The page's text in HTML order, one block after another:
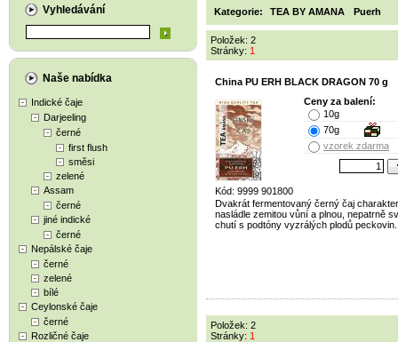
Vyhledávání
Naše nabídka
Indické čaje
Darjeeling
černé
first flush
směsi
zelené
Assam
černé
jiné indické
černé
Nepálské čaje
černé
zelené
bílé
Ceylonské čaje
černé
Rozličné čaje
Kategorie: TEA BY AMANA Puerh
Položek: 2
Stránky: 1
China PU ERH BLACK DRAGON 70 g
Kód: 9999 901800
Ceny za balení:
10g
70g
vzorek zdarma
Dvakrát fermentovaný černý čaj
nasládle zemitou vůní a plnou, nepatrně
chutí s podtóny vyzrálých plodů peckovin.
Položek: 2
Stránky: 1